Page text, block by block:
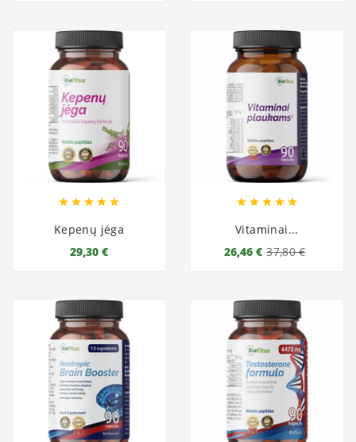
    
Kepenų jėga
29,30 €
    
Vitaminai...
26,46 € 37,80 €